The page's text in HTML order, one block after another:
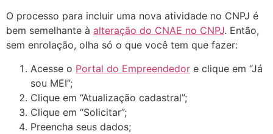
O processo para incluir uma nova atividade no CNPJ é
bem semelhante à alteração do CNAE no CNPJ. Então,
sem enrolação, olha só o que você tem que fazer:
Acesse o Portal do Empreendedor e clique em “Já
sou MEI”;
Clique em “Atualização cadastral”;
Clique em “Solicitar”;
Preencha seus dados;